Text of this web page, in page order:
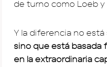
de turno como Loeb y
Y la diferencia no está
sino que está basada
en la extraordinaria